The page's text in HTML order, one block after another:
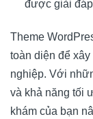
được giải
Theme
toàn diện để
nghiệp. Với
và khả năng tối
khám của bạn